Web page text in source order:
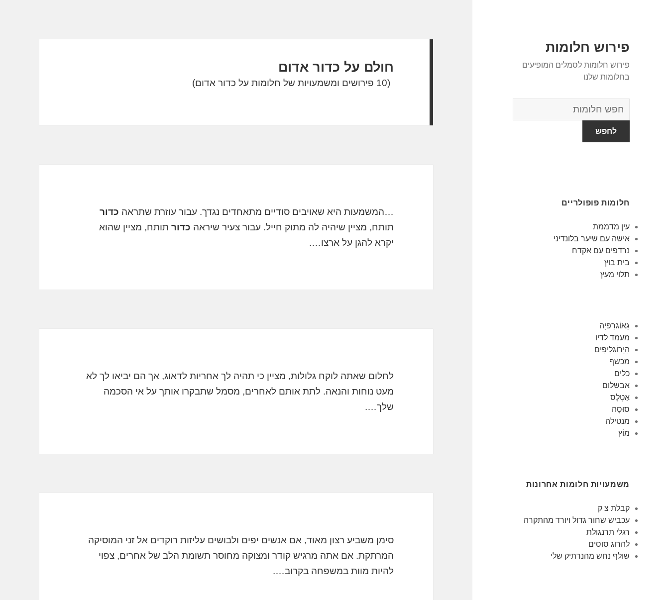
פירוש חלומות
פירוש חלומות לסמלים המופיעים
בחלומות שלנו
מילון
החלומות
חלומות פופולריים
עין מדממת
אישה עם שיער בלונדיני
נרדפים עם אקדח
בית בוץ
תלוי מעץ
גֵאוֹגרַפיָה
מעמד לדיו
הִיֵרוֹגלִיפִים
מכשף
כלים
אבשלום
אַטְלָס
סוּסָה
מנטילה
מוֹץ
משמעויות חלומות אחרונות
קבלת צ ק
עכביש שחור גדול ויורד מהתקרה
רגלי תרנגולת
להרוג סוסים
שולף נחש מהנרתיק שלי
חולם על כדור אדום
(10 פירושים ומשמעויות של חלומות על כדור אדום)
…המשמעות היא שאויבים סודיים מתאחדים נגדך. עבור עוזרת שתראה כדור
תותח, מציין שיהיה לה מתוק חייל. עבור צעיר שיראה כדור תותח, מציין שהוא
יקרא להגן על ארצו….
לחלום שאתה לוקח גלולות, מציין כי תהיה לך אחריות לדאוג, אך הם יביאו לך לא
מעט נוחות והנאה. לתת אותם לאחרים, מסמל שתבקרו אותך על אי הסכמה
שלך….
סימן משביע רצון מאוד, אם אנשים יפים ולבושים עליזות רוקדים אל זני המוסיקה
המרתקת. אם אתה מרגיש קודר ומצוקה מחוסר תשומת הלב של אחרים, צפוי
להיות מוות במשפחה בקרוב….